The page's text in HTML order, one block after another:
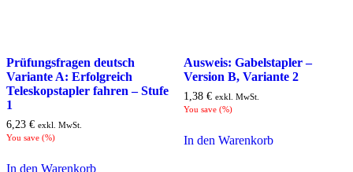
Prüfungsfragen deutsch
Variante A: Erfolgreich
Teleskopstapler fahren – Stufe
1
6,23 € exkl. MwSt.
You save (%)
In den Warenkorb
Ausweis: Gabelstapler –
Version B, Variante 2
1,38 € exkl. MwSt.
You save (%)
In den Warenkorb